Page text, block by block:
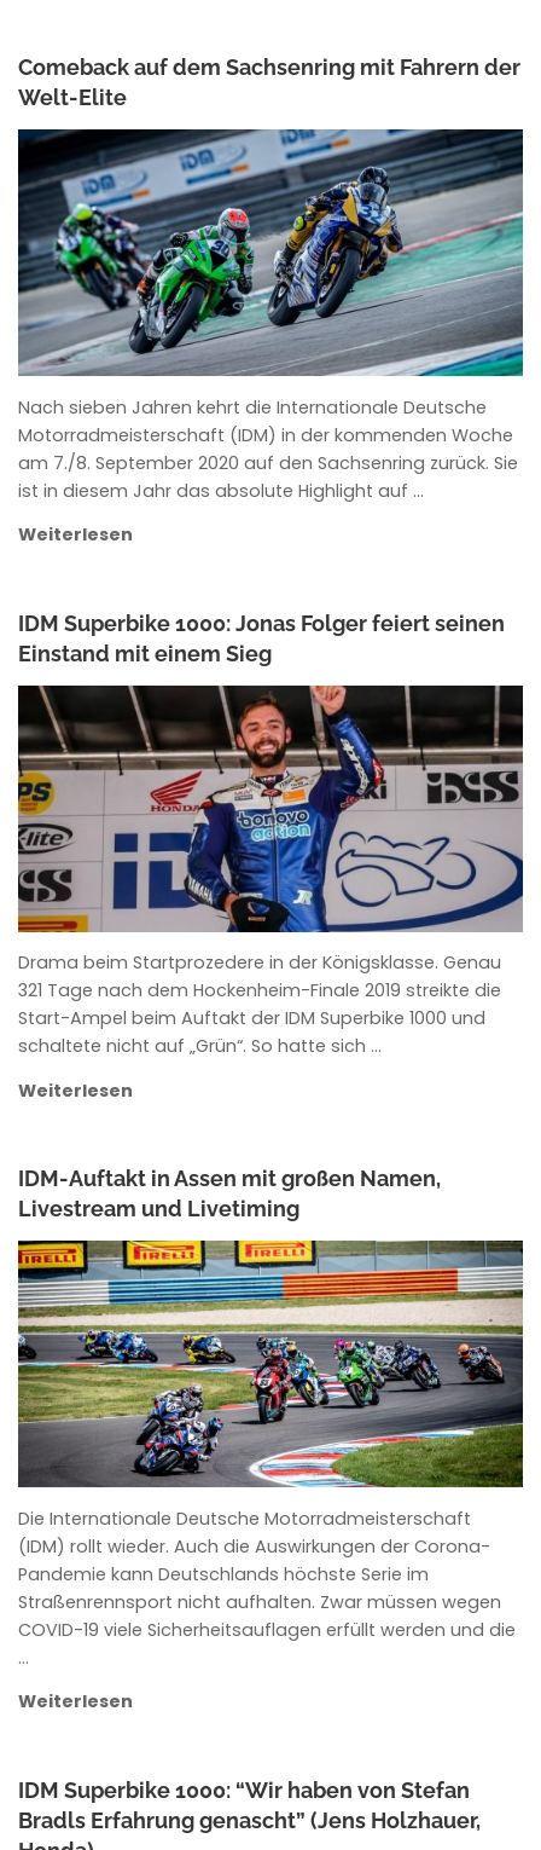
Comeback auf dem Sachsenring mit Fahrern der
Welt-Elite
ANKE WIECZOREK
Nach sieben Jahren kehrt die Internationale Deutsche
Motorradmeisterschaft (IDM) in der kommenden Woche
am 7./8. September 2020 auf den Sachsenring zurück. Sie
ist in diesem Jahr das absolute Highlight auf …
Weiterlesen
IDM Superbike 1000: Jonas Folger feiert seinen
Einstand mit einem Sieg
ANKE WIECZOREK
Drama beim Startprozedere in der Königsklasse. Genau
321 Tage nach dem Hockenheim-Finale 2019 streikte die
Start-Ampel beim Auftakt der IDM Superbike 1000 und
schaltete nicht auf „Grün“. So hatte sich …
Weiterlesen
IDM-Auftakt in Assen mit großen Namen,
Livestream und Livetiming
ANKE WIECZOREK
Die Internationale Deutsche Motorradmeisterschaft
(IDM) rollt wieder. Auch die Auswirkungen der Corona-
Pandemie kann Deutschlands höchste Serie im
Straßenrennsport nicht aufhalten. Zwar müssen wegen
COVID-19 viele Sicherheitsauflagen erfüllt werden und die
…
Weiterlesen
IDM Superbike 1000: “Wir haben von Stefan
Bradls Erfahrung genascht” (Jens Holzhauer,